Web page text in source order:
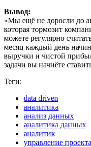
Вывод:
«Мы ещё не доросли до
которая тормозит
можете регулярно
месяц каждый день
выручки и чистой
задачи вы начнёте
Теги:
data driven
аналитика
анализ данных
аналитика данных
аналитик
управление